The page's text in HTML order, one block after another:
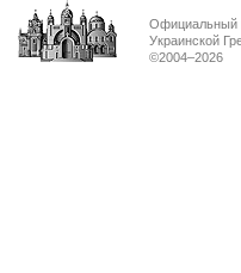
Официальный
Украинской
©2004–2026